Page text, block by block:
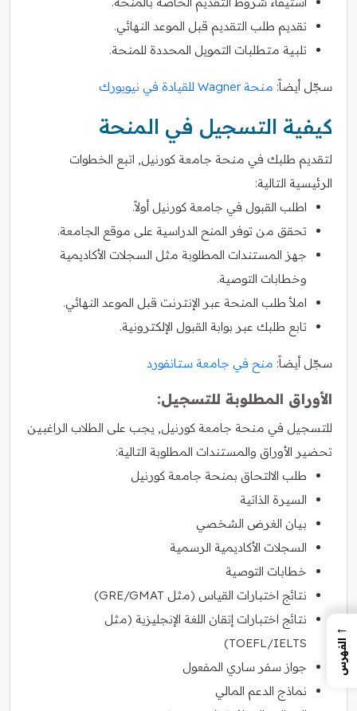
تقديم طلب التقديم قبل الموعد النهائي.
تلبية متطلبات التمويل المحددة للمنحة.
سجّل أيضاً: منحة Wagner للقيادة في نيويورك
كيفية التسجيل في المنحة
لتقديم طلبك في منحة جامعة كورنيل, اتبع الخطوات
الرئيسية التالية:
اطلب القبول في جامعة كورنيل أولاً.
تحقق من توفر المنح الدراسية على موقع الجامعة.
جهز المستندات المطلوبة مثل السجلات الأكاديمية
وخطابات التوصية.
املأ طلب المنحة عبر الإنترنت قبل الموعد النهائي.
تابع طلبك عبر بوابة القبول الإلكترونية.
سجّل أيضاً: منح في جامعة ستانفورد
الأوراق المطلوبة للتسجيل:
للتسجيل في منحة جامعة كورنيل, يجب على الطلاب الراغبين
تحضير الأوراق والمستندات المطلوبة التالية:
طلب الالتحاق بمنحة جامعة كورنيل
السيرة الذاتية
بيان الغرض الشخصي
السجلات الأكاديمية الرسمية
خطابات التوصية
نتائج اختبارات القياس (مثل GRE/GMAT)
نتائج اختبارات إتقان اللغة الإنجليزية (مثل
TOEFL/IELTS)
جواز سفر ساري المفعول
نماذج الدعم المالي
←
الفهرس